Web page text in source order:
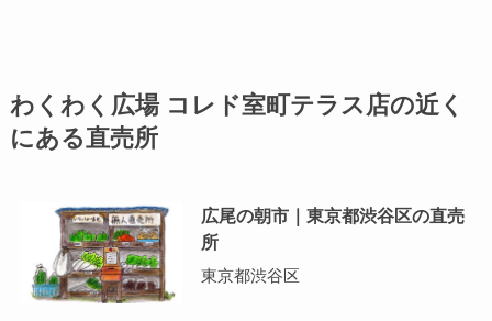
わくわく広場 コレド室町テラス店の近く
にある直売所
広尾の朝市｜東京都渋谷区の直売
所
東京都渋谷区